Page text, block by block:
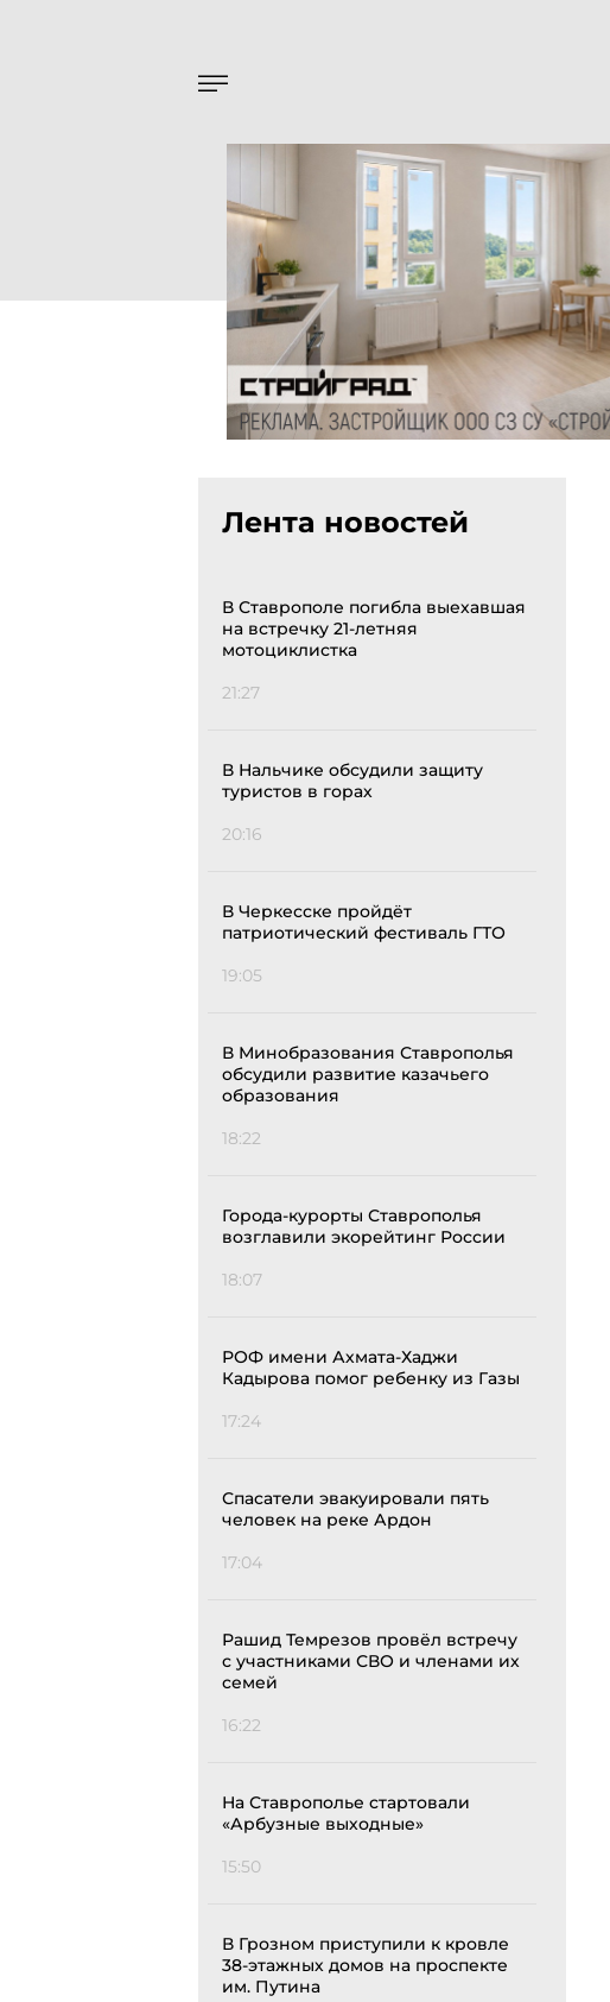
Лента новостей
В Ставрополе погибла выехавшая
на встречку 21-летняя
мотоциклистка
21:27
В Нальчике обсудили защиту
туристов в горах
20:16
В Черкесске пройдёт
патриотический фестиваль ГТО
19:05
В Минобразования Ставрополья
обсудили развитие казачьего
образования
18:22
Города-курорты Ставрополья
возглавили экорейтинг России
18:07
РОФ имени Ахмата-Хаджи
Кадырова помог ребенку из Газы
17:24
Спасатели эвакуировали пять
человек на реке Ардон
17:04
Рашид Темрезов провёл встречу
с участниками СВО и членами их
семей
16:22
На Ставрополье стартовали
«Арбузные выходные»
15:50
В Грозном приступили к кровле
38-этажных домов на проспекте
им. Путина